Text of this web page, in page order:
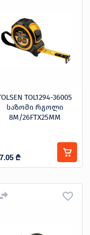
TOL1294-36005
საზომი რგოლი
8M/26FTX25MM
₾